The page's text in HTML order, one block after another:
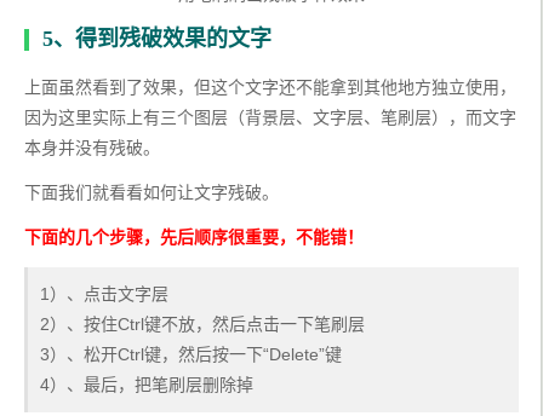
5、得到残破效果的文字
上面虽然看到了效果，但这个文字还不能拿到其他地方独立使用，
因为这里实际上有三个图层（背景层、文字层、笔刷层），而文字
本身并没有残破。
下面我们就看看如何让文字残破。
下面的几个步骤，先后顺序很重要，不能错！
1）、点击文字层
2）、按住Ctrl键不放，然后点击一下笔刷层
3）、松开Ctrl键，然后按一下“Delete”键
4）、最后，把笔刷层删除掉